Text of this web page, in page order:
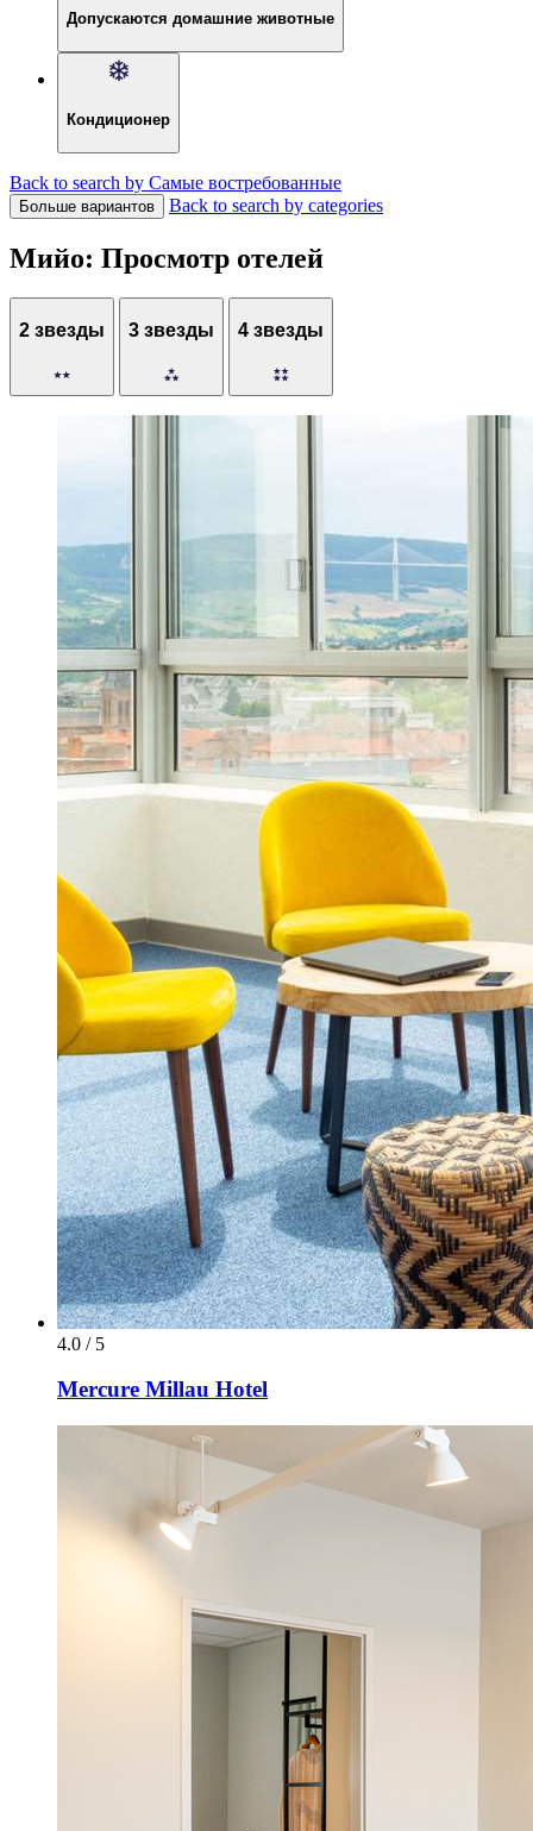
Допускаются домашние животные
Кондиционер
Back to search by Самые востребованные
Больше вариантов Back to search by categories
Мийо: Просмотр отелей
2 звезды 3 звезды 4 звезды
4.0 / 5
Mercure Millau Hotel